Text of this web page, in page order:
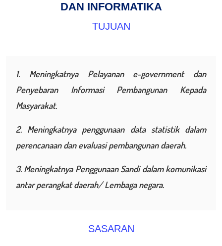
DAN INFORMATIKA
TUJUAN
1. Meningkatnya Pelayanan e-government dan
Penyebaran Informasi Pembangunan Kepada
Masyarakat.
2. Meningkatnya penggunaan data statistik dalam
perencanaan dan evaluasi pembangunan daerah.
3. Meningkatnya Penggunaan Sandi dalam komunikasi
antar perangkat daerah/ Lembaga negara.
SASARAN